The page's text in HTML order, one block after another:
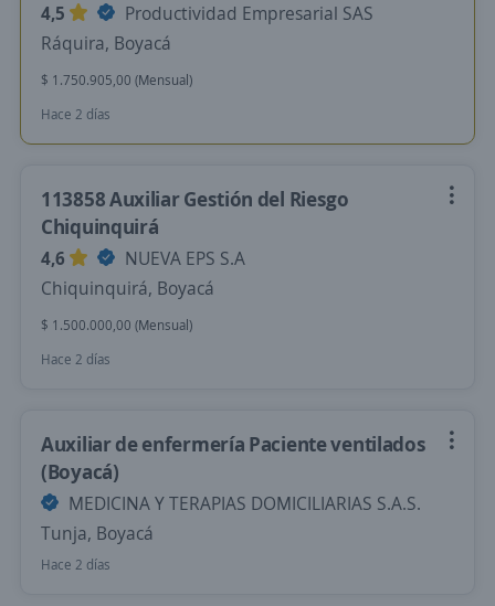
4,5
Productividad Empresarial SAS
Ráquira, Boyacá
$ 1.750.905,00 (Mensual)
Hace 2 días
113858 Auxiliar Gestión del Riesgo
Chiquinquirá
4,6
NUEVA EPS S.A
Chiquinquirá, Boyacá
$ 1.500.000,00 (Mensual)
Hace 2 días
Auxiliar de enfermería Paciente ventilados
(Boyacá)
MEDICINA Y TERAPIAS DOMICILIARIAS S.A.S.
Tunja, Boyacá
Hace 2 días